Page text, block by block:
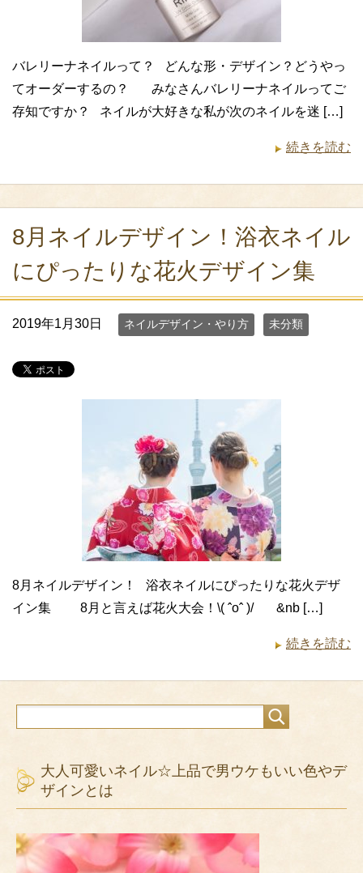
バレリーナネイルって？ どんな形・デザイン？どうやっ
てオーダーするの？ みなさんバレリーナネイルってご
存知ですか？ ネイルが大好きな私が次のネイルを迷 […]
続きを読む
8月ネイルデザイン！浴衣ネイル
にぴったりな花火デザイン集
2019年1月30日 ネイルデザイン・やり方 未分類
8月ネイルデザイン！ 浴衣ネイルにぴったりな花火デザ
イン集 8月と言えば花火大会！\( ˆoˆ )/ &nb […]
続きを読む
大人可愛いネイル☆上品で男ウケもいい色やデ
ザインとは